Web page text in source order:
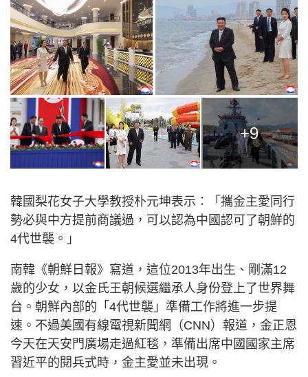
+9
韓國梨花女子大學教授朴元坤表示：「攜金主愛同行
勢必與中方提前商議過，可以認為中國認可了朝鮮的
4代世襲。」
南韓《朝鮮日報》寫道，這位2013年出生、剛滿12
歲的少女，以金氏王朝候選繼承人身份登上了世界舞
台。朝鮮內部的「4代世襲」準備工作將進一步提
速。不過美國有線電視新聞網（CNN）報道，金正恩
今天在天安門廣場走過紅毯，準備出席中國國家主席
習近平的閱兵式時，金主愛並未出現。